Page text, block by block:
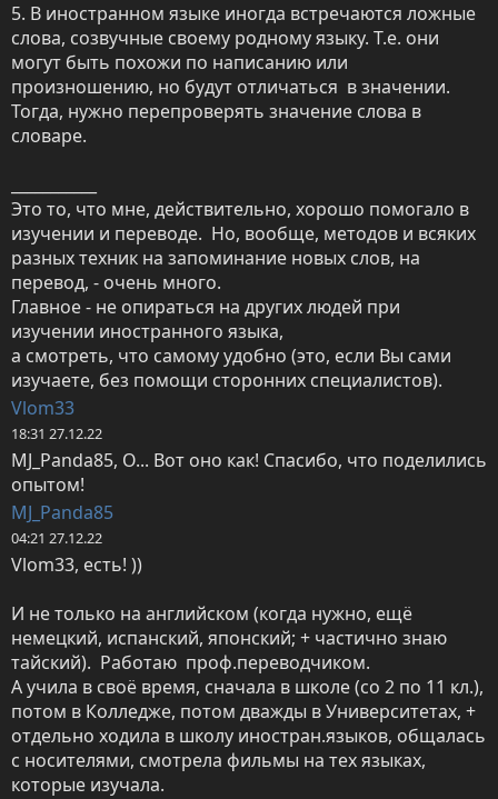
5. В иностранном языке иногда встречаются ложные
слова, созвучные своему родному языку. Т.е. они
могут быть похожи по написанию или
произношению, но будут отличаться  в значении.
Тогда, нужно перепроверять значение слова в
словаре.
Это то, что мне, действительно, хорошо помогало в
изучении и переводе.  Но, вообще, методов и всяких
разных техник на запоминание новых слов, на
перевод, - очень много.
Главное - не опираться на других людей при
изучении иностранного языка,
а смотреть, что самому удобно (это, если Вы сами
изучаете, без помощи сторонних специалистов).
Vlom33
18:31 27.12.22
MJ_Panda85, О... Вот оно как! Спасибо, что поделились
опытом!
MJ_Panda85
04:21 27.12.22
Vlom33, есть! ))
И не только на английском (когда нужно, ещё
немецкий, испанский, японский; + частично знаю
тайский).  Работаю  проф.переводчиком.
А учила в своё время, сначала в школе (со 2 по 11 кл.),
потом в Колледже, потом дважды в Университетах, +
отдельно ходила в школу иностран.языков, общалась
с носителями, смотрела фильмы на тех языках,
которые изучала.